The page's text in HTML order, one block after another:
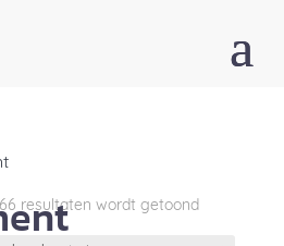
resultaten wordt getoond